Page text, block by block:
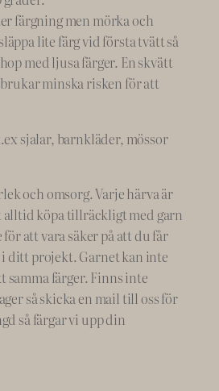
färgning men mörka och
lite färg vid första tvätt så
med ljusa färger. En skvätt
minska risken för att
sjalar, barnkläder, mössor
och omsorg. Varje härva är
alltid köpa tillräckligt med garn
att vara säker på att du får
i ditt projekt. Garnet kan inte
samma färger. Finns inte
så skicka en mail till oss för
så färgar vi upp din